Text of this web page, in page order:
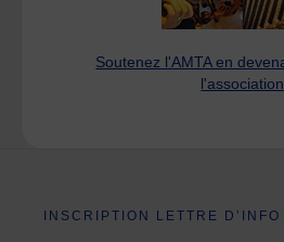
Soutenez l'AMTA en
l'association
INSCRIPTION LETTRE D’INFO